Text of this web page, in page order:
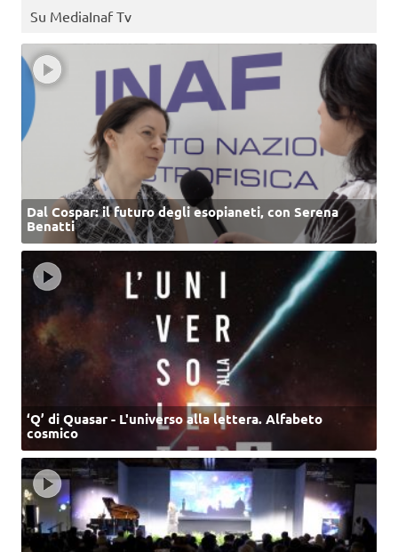
Su MediaInaf Tv
Dal Cospar: il futuro degli esopianeti, con Serena
Benatti
‘Q’ di Quasar - L'universo alla lettera. Alfabeto
cosmico